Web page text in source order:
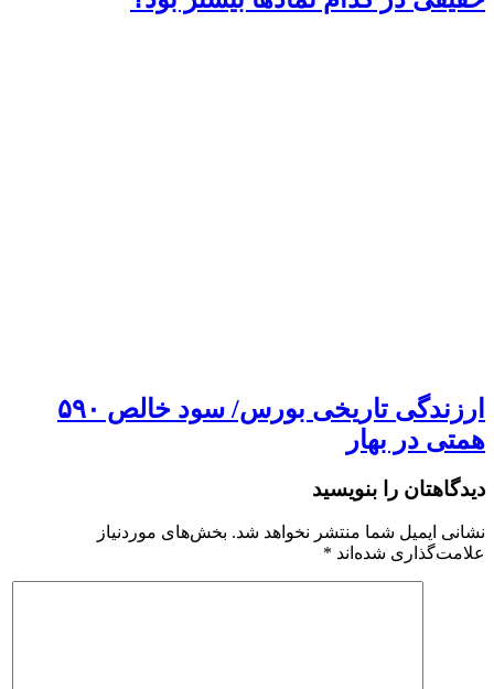
ارزندگی تاریخی بورس/ سود خالص ۵۹۰
همتی در بهار
دیدگاهتان را بنویسید
نشانی ایمیل شما منتشر نخواهد شد. بخش‌های موردنیاز
علامت‌گذاری شده‌اند *